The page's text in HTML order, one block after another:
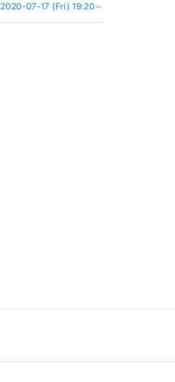
2020-07-17 (Fri) 19:20～